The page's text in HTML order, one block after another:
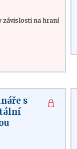
závislosti na hraní
s